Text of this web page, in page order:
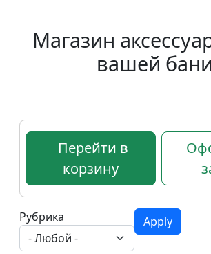
Магазин
вашей бани
Перейти в
корзину
Рубрика Apply